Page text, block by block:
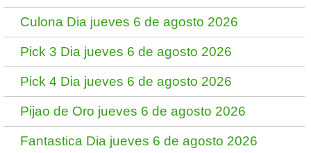
Culona Dia jueves 6 de agosto 2026
Pick 3 Dia jueves 6 de agosto 2026
Pick 4 Dia jueves 6 de agosto 2026
Pijao de Oro jueves 6 de agosto 2026
Fantastica Dia jueves 6 de agosto 2026